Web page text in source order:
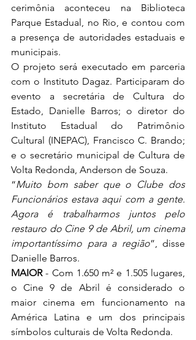
cerimônia aconteceu na Biblioteca
Parque Estadual, no Rio, e contou com
a presença de autoridades estaduais e
municipais.
O projeto será executado em parceria
com o Instituto Dagaz. Participaram do
evento a secretária de Cultura do
Estado, Danielle Barros; o diretor do
Instituto Estadual do Patrimônio
Cultural (INEPAC), Francisco C. Brando;
e o secretário municipal de Cultura de
Volta Redonda, Anderson de Souza.
“Muito bom saber que o Clube dos
Funcionários estava aqui com a gente.
Agora é trabalharmos juntos pelo
restauro do Cine 9 de Abril, um cinema
importantíssimo para a região”, disse
Danielle Barros.
MAIOR - Com 1.650 m² e 1.505 lugares,
o Cine 9 de Abril é considerado o
maior cinema em funcionamento na
América Latina e um dos principais
símbolos culturais de Volta Redonda.